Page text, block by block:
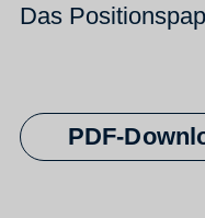
Das
PDF-